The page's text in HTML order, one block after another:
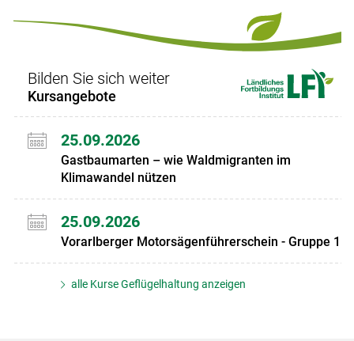
Bilden Sie sich weiter
Kursangebote
25.09.2026
Gastbaumarten – wie Waldmigranten im
Klimawandel nützen
25.09.2026
Vorarlberger Motorsägenführerschein - Gruppe 1
alle Kurse Geflügelhaltung anzeigen